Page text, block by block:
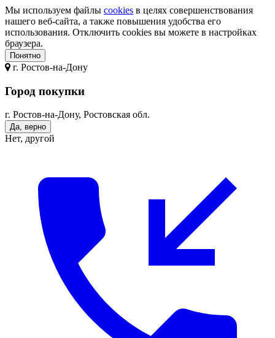
Мы используем файлы cookies в целях совершенствования
нашего веб-сайта, а также повышения удобства его
использования. Отключить cookies вы можете в настройках
браузера.
Понятно
г. Ростов-на-Дону
Город покупки
г. Ростов-на-Дону, Ростовская обл.
Да, верно
Нет, другой